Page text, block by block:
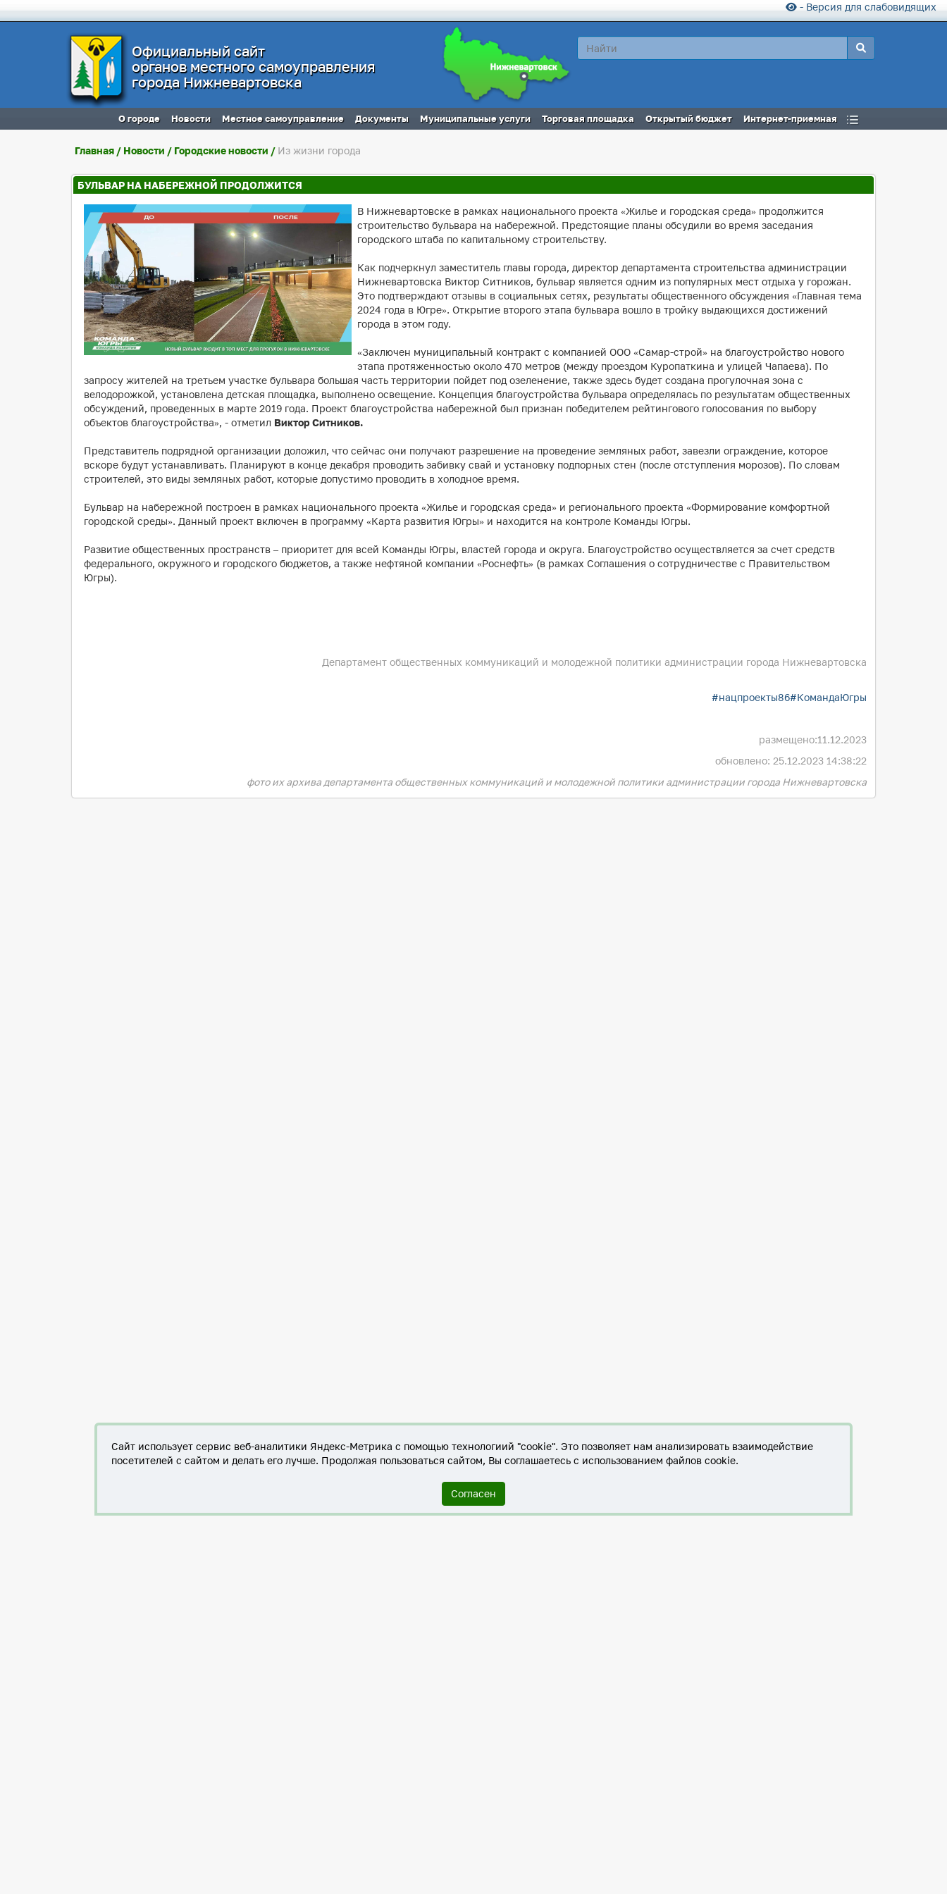
- Версия для слабовидящих
Официальный сайт
органов местного самоуправления
города Нижневартовска
О городе Новости Местное самоуправление Документы Муниципальные услуги Торговая площадка Открытый бюджет Интернет-приемная
Главная / Новости / Городские новости / Из жизни города
БУЛЬВАР НА НАБЕРЕЖНОЙ ПРОДОЛЖИТСЯ
В Нижневартовске в рамках национального проекта «Жилье и городская среда» продолжится
строительство бульвара на набережной. Предстоящие планы обсудили во время заседания
городского штаба по капитальному строительству.
Как подчеркнул заместитель главы города, директор департамента строительства администрации
Нижневартовска Виктор Ситников, бульвар является одним из популярных мест отдыха у горожан.
Это подтверждают отзывы в социальных сетях, результаты общественного обсуждения «Главная тема
2024 года в Югре». Открытие второго этапа бульвара вошло в тройку выдающихся достижений
города в этом году.
«Заключен муниципальный контракт с компанией ООО «Самар-строй» на благоустройство нового
этапа протяженностью около 470 метров (между проездом Куропаткина и улицей Чапаева). По
запросу жителей на третьем участке бульвара большая часть территории пойдет под озеленение, также здесь будет создана прогулочная зона с
велодорожкой, установлена детская площадка, выполнено освещение. Концепция благоустройства бульвара определялась по результатам общественных
обсуждений, проведенных в марте 2019 года. Проект благоустройства набережной был признан победителем рейтингового голосования по выбору
объектов благоустройства», - отметил Виктор Ситников.
Представитель подрядной организации доложил, что сейчас они получают разрешение на проведение земляных работ, завезли ограждение, которое
вскоре будут устанавливать. Планируют в конце декабря проводить забивку свай и установку подпорных стен (после отступления морозов). По словам
строителей, это виды земляных работ, которые допустимо проводить в холодное время.
Бульвар на набережной построен в рамках национального проекта «Жилье и городская среда» и регионального проекта «Формирование комфортной
городской среды». Данный проект включен в программу «Карта развития Югры» и находится на контроле Команды Югры.
Развитие общественных пространств – приоритет для всей Команды Югры, властей города и округа. Благоустройство осуществляется за счет средств
федерального, окружного и городского бюджетов, а также нефтяной компании «Роснефть» (в рамках Соглашения о сотрудничестве с Правительством
Югры).
Департамент общественных коммуникаций и молодежной политики администрации города Нижневартовска
#нацпроекты86#КомандаЮгры
размещено:11.12.2023
обновлено: 25.12.2023 14:38:22
фото их архива департамента общественных коммуникаций и молодежной политики администрации города Нижневартовска
Сайт использует сервис веб-аналитики Яндекс-Метрика с помощью технологиий "cookie". Это позволяет нам анализировать взаимодействие
посетителей с сайтом и делать его лучше. Продолжая пользоваться сайтом, Вы соглашаетесь с использованием файлов cookie.
Согласен